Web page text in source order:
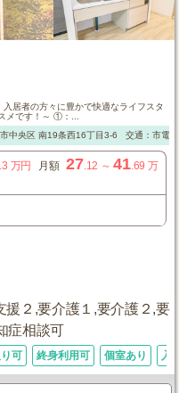
居者の方々に豊かで快適なライフスタ
メです！～ ①：...
中央区 南19条西16丁目3-6 交通：市電
.3 万円 月額 27.12 ～41.69 万
援２,要介護１,要介護２,要
症相談可
可 終身利用可 個室あり 入